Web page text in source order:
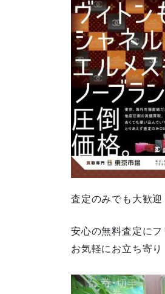
査定のみでも大歓迎
安心の無料査定に
お気軽にお立ち寄り